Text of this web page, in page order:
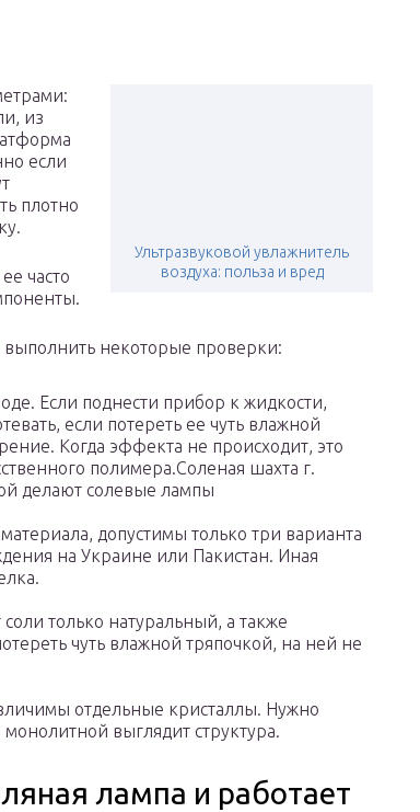
Ультразвуковой увлажнитель
воздуха: польза и вред
из
если
плотно
часто
выполнить некоторые проверки:
Если поднести прибор к жидкости,
если потереть ее чуть влажной
Когда эффекта не происходит, это
полимера.Соленая шахта г.
делают солевые лампы
допустимы только три варианта
на Украине или Пакистан. Иная
только натуральный, а также
чуть влажной тряпочкой, на ней не
отдельные кристаллы. Нужно
выглядит структура.
лампа и работает